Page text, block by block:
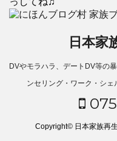
日本家
DVやモラハラ、デートDV等の
ンセリング・ワーク・シェ
Copyright© 日本家族再